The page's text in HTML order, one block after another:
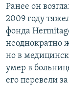
Ранее он
2009 году
фонда
неоднократно
но в
умер в
его перевели